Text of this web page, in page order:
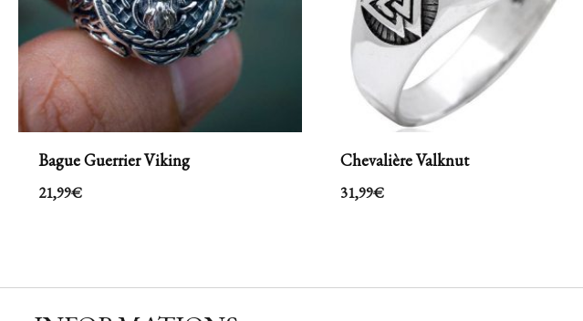
Bague Guerrier Viking
21,99€
Chevalière Valknut
31,99€